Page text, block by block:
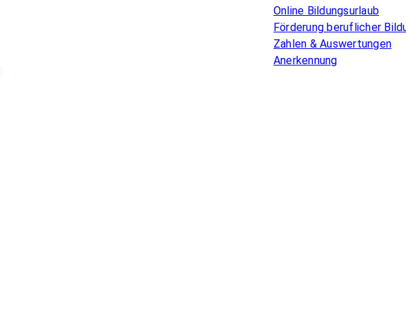
Online Bildungsurlaub
Förderung beruflicher
Zahlen & Auswertungen
Anerkennung